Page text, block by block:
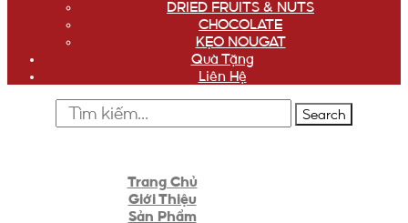
DRIED FRUITS & NUTS
CHOCOLATE
KẸO NOUGAT
Quà Tặng
Liên Hệ
Search
Trang Chủ
Giới Thiệu
Sản Phẩm